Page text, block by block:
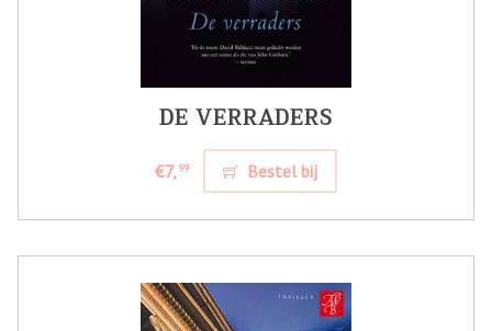
DE VERRADERS
€7,99 Bestel bij